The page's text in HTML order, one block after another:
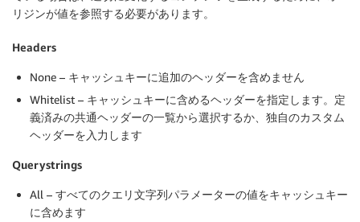
リジンが値を参照する必要があります。
Headers
None – キャッシュキーに追加のヘッダーを含めません
Whitelist – キャッシュキーに含めるヘッダーを指定します。定
義済みの共通ヘッダーの一覧から選択するか、独自のカスタム
ヘッダーを入力します
Querystrings
All – すべてのクエリ文字列パラメーターの値をキャッシュキー
に含めます